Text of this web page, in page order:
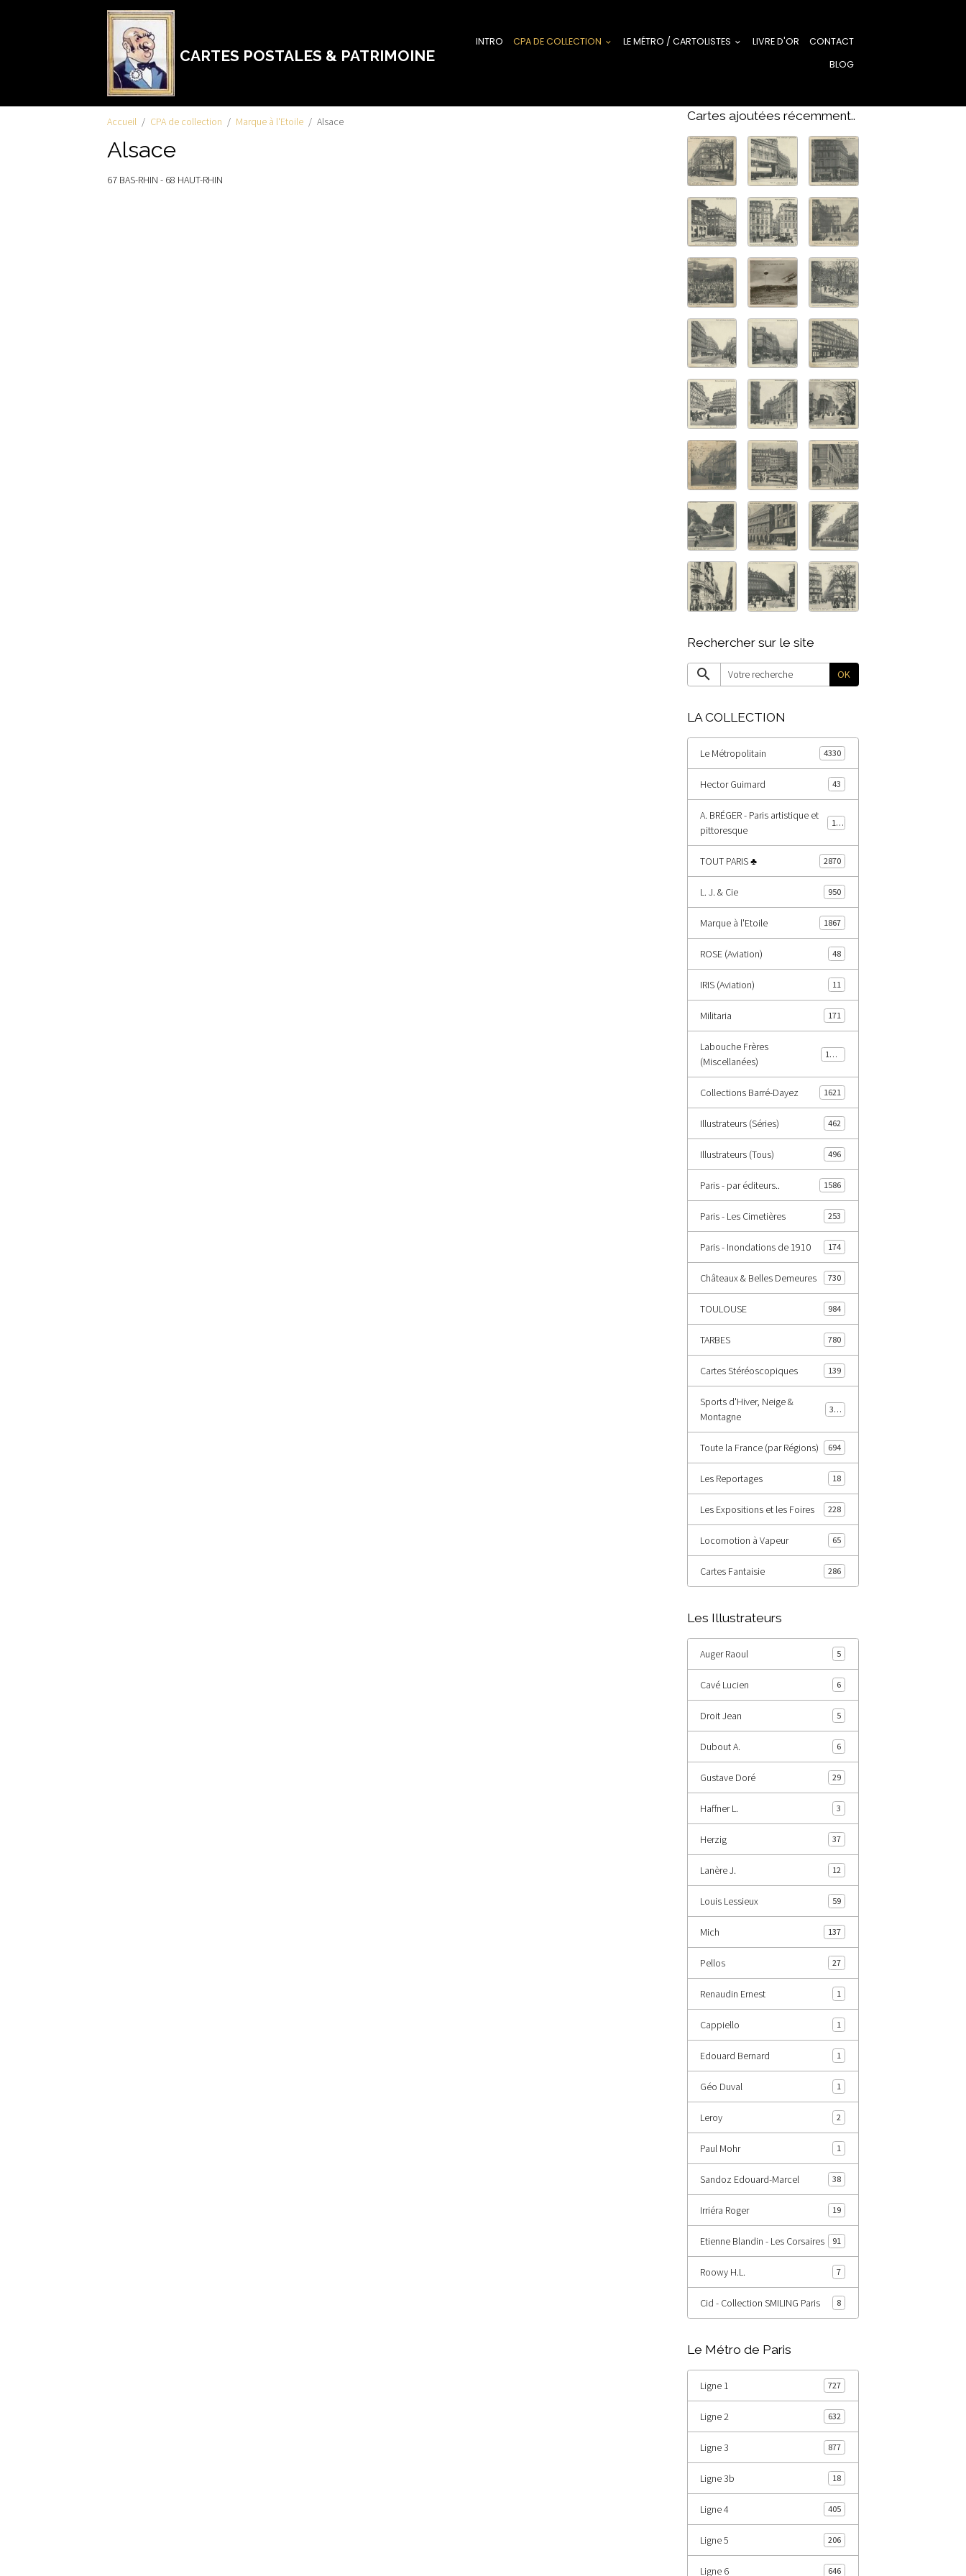
CARTES POSTALES & PATRIMOINE
INTRO CPA DE COLLECTION LE MÉTRO / CARTOLISTES LIVRE D'OR
CONTACT
BLOG
Accueil CPA de collection Marque à l'Etoile Alsace
Alsace
67 BAS-RHIN - 68 HAUT-RHIN
Cartes ajoutées récemment..
Rechercher sur le site
OK
LA COLLECTION
Le Métropolitain 4330
Hector Guimard 43
A. BRÉGER - Paris artistique et
pittoresque
185
TOUT PARIS ♣ 2870
L. J. & Cie 950
Marque à l'Etoile 1867
ROSE (Aviation) 48
IRIS (Aviation) 11
Militaria 171
Labouche Frères
(Miscellanées)
1402
Collections Barré-Dayez 1621
Illustrateurs (Séries) 462
Illustrateurs (Tous) 496
Paris - par éditeurs.. 1586
Paris - Les Cimetières 253
Paris - Inondations de 1910 174
Châteaux & Belles Demeures 730
TOULOUSE 984
TARBES 780
Cartes Stéréoscopiques 139
Sports d'Hiver, Neige &
Montagne
343
Toute la France (par Régions) 694
Les Reportages 18
Les Expositions et les Foires 228
Locomotion à Vapeur 65
Cartes Fantaisie 286
Les Illustrateurs
Auger Raoul 5
Cavé Lucien 6
Droit Jean 5
Dubout A. 6
Gustave Doré 29
Haffner L. 3
Herzig 37
Lanère J. 12
Louis Lessieux 59
Mich 137
Pellos 27
Renaudin Ernest 1
Cappiello 1
Edouard Bernard 1
Géo Duval 1
Leroy 2
Paul Mohr 1
Sandoz Edouard-Marcel 38
Irriéra Roger 19
Etienne Blandin - Les Corsaires 91
Roowy H.L. 7
Cid - Collection SMILING Paris 8
Le Métro de Paris
Ligne 1 727
Ligne 2 632
Ligne 3 877
Ligne 3b 18
Ligne 4 405
Ligne 5 206
Ligne 6 646